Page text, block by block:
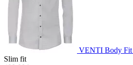
VENTI Body Fit
Slim fit